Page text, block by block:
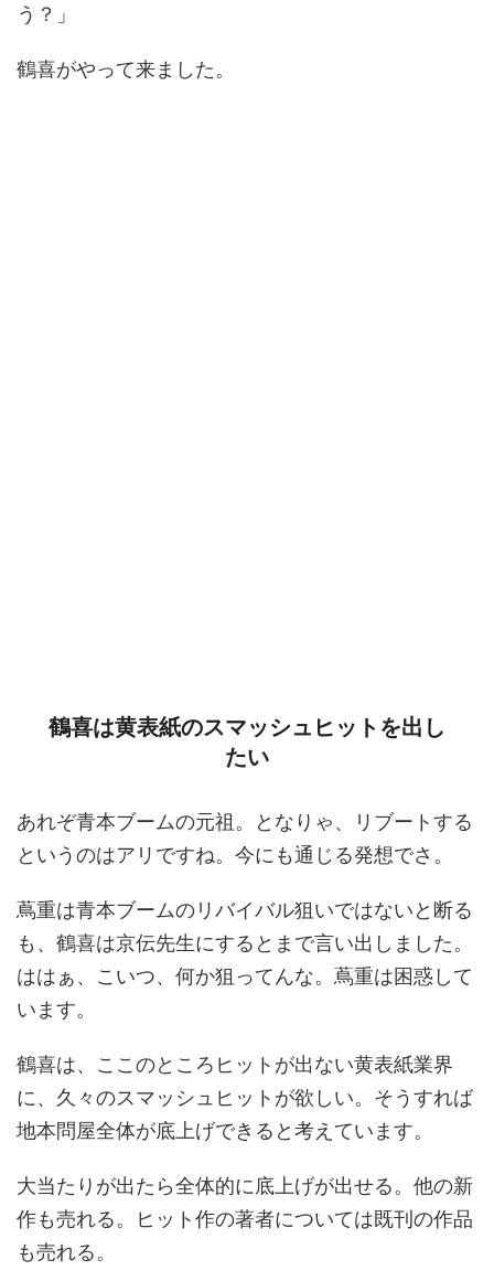
う？」
鶴喜がやって来ました。
鶴喜は黄表紙のスマッシュヒットを出し
たい
あれぞ青本ブームの元祖。となりゃ、リブートする
というのはアリですね。今にも通じる発想でさ。
蔦重は青本ブームのリバイバル狙いではないと断る
も、鶴喜は京伝先生にするとまで言い出しました。
ははぁ、こいつ、何か狙ってんな。蔦重は困惑して
います。
鶴喜は、ここのところヒットが出ない黄表紙業界
に、久々のスマッシュヒットが欲しい。そうすれば
地本問屋全体が底上げできると考えています。
大当たりが出たら全体的に底上げが出せる。他の新
作も売れる。ヒット作の著者については既刊の作品
も売れる。